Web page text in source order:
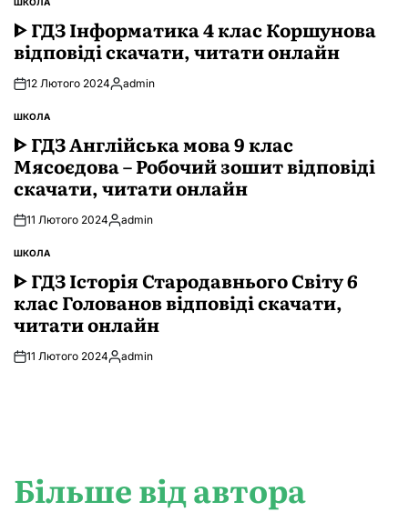
ОПУБЛІКУВАТИ
Уᐈ ГДЗ Інформатика 4 клас Коршунова
відповіді скачати, читати онлайн
12 Лютого 2024Опубліковано
admin
ОПУБЛІКУВАТИ
У
ШКОЛА
ᐈ ГДЗ Англійська мова 9 клас
Мясоєдова – Робочий зошит відповіді
скачати, читати онлайн
11 Лютого 2024Опубліковано
admin
ОПУБЛІКУВАТИ
У
ШКОЛА
ᐈ ГДЗ Історія Стародавнього Свiту 6
клас Голованов відповіді скачати,
читати онлайн
11 Лютого 2024Опубліковано
admin
Більше від автора